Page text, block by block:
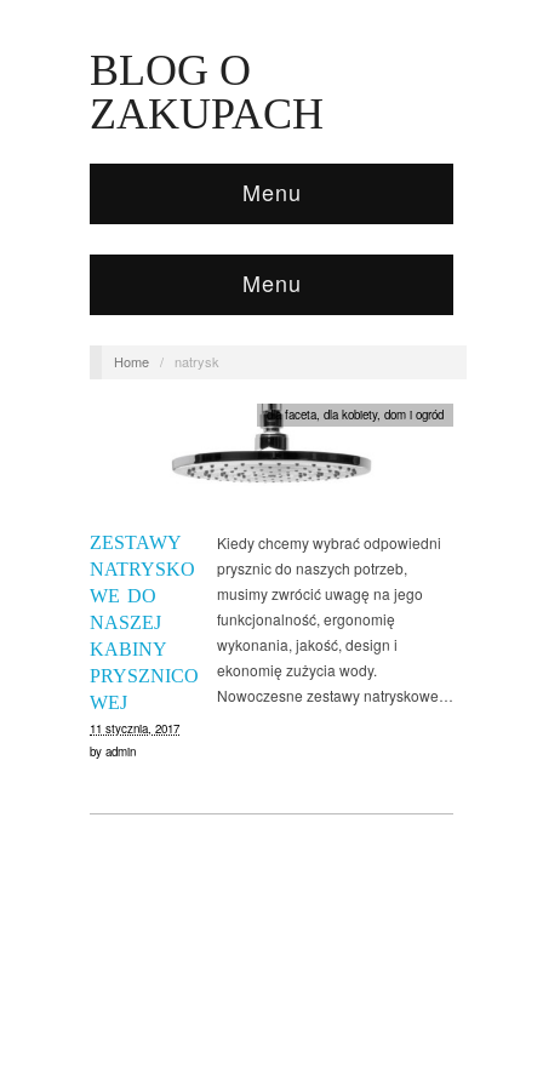
BLOG O
ZAKUPACH
Menu
Menu
Home / natrysk
ZESTAWY
NATRYSKO
WE DO
NASZEJ
KABINY
PRYSZNICO
WEJ
11 stycznia, 2017
by admin
dla faceta ,dla kobiety,dom i ogród
Kiedy chcemy wybrać odpowiedni
prysznic do naszych potrzeb,
musimy zwrócić uwagę na jego
funkcjonalność, ergonomię
wykonania, jakość, design i
ekonomię zużycia wody.
Nowoczesne zestawy natryskowe…